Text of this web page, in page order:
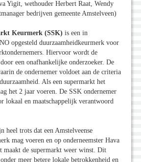
Yigit, wethouder Herbert Raat, Wendy
bedrijven gemeente Amstelveen)
Keurmerk (SSK) is een in
opgesteld duurzaamheidkeurmerk voor
Hiervoor wordt de
een onafhankelijke onderzoeker. De
de ondernemer voldoet aan de criteria
Als een supermarkt het
het 2 jaar voeren. De SSK ondernemer
lokaal en maatschappelijk verantwoord
heel trots dat een Amstelveense
mag voeren en op onderneemster Hava
maakt de supermarkt weer winst. Dit
meer betere lokale betrokkenheid en